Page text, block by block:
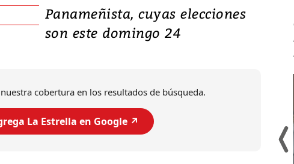
Panameñista, cuyas elecciones
son este domingo 24
cobertura en los resultados de búsqueda.
La Estrella en Google ↗️
deja heridos y graves
daños en Kumamoto